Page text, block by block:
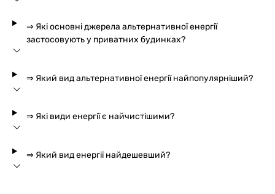
⇒ Які основні джерела альтернативної енергії
застосовують у приватних будинках?
⇒ Який вид альтернативної енергії найпопулярніший?
⇒ Які види енергії є найчистішими?
⇒ Який вид енергії найдешевший?